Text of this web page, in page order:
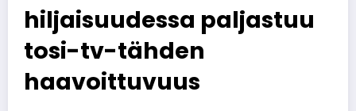
hiljaisuudessa paljastuu
tosi-tv-tähden
haavoittuvuus